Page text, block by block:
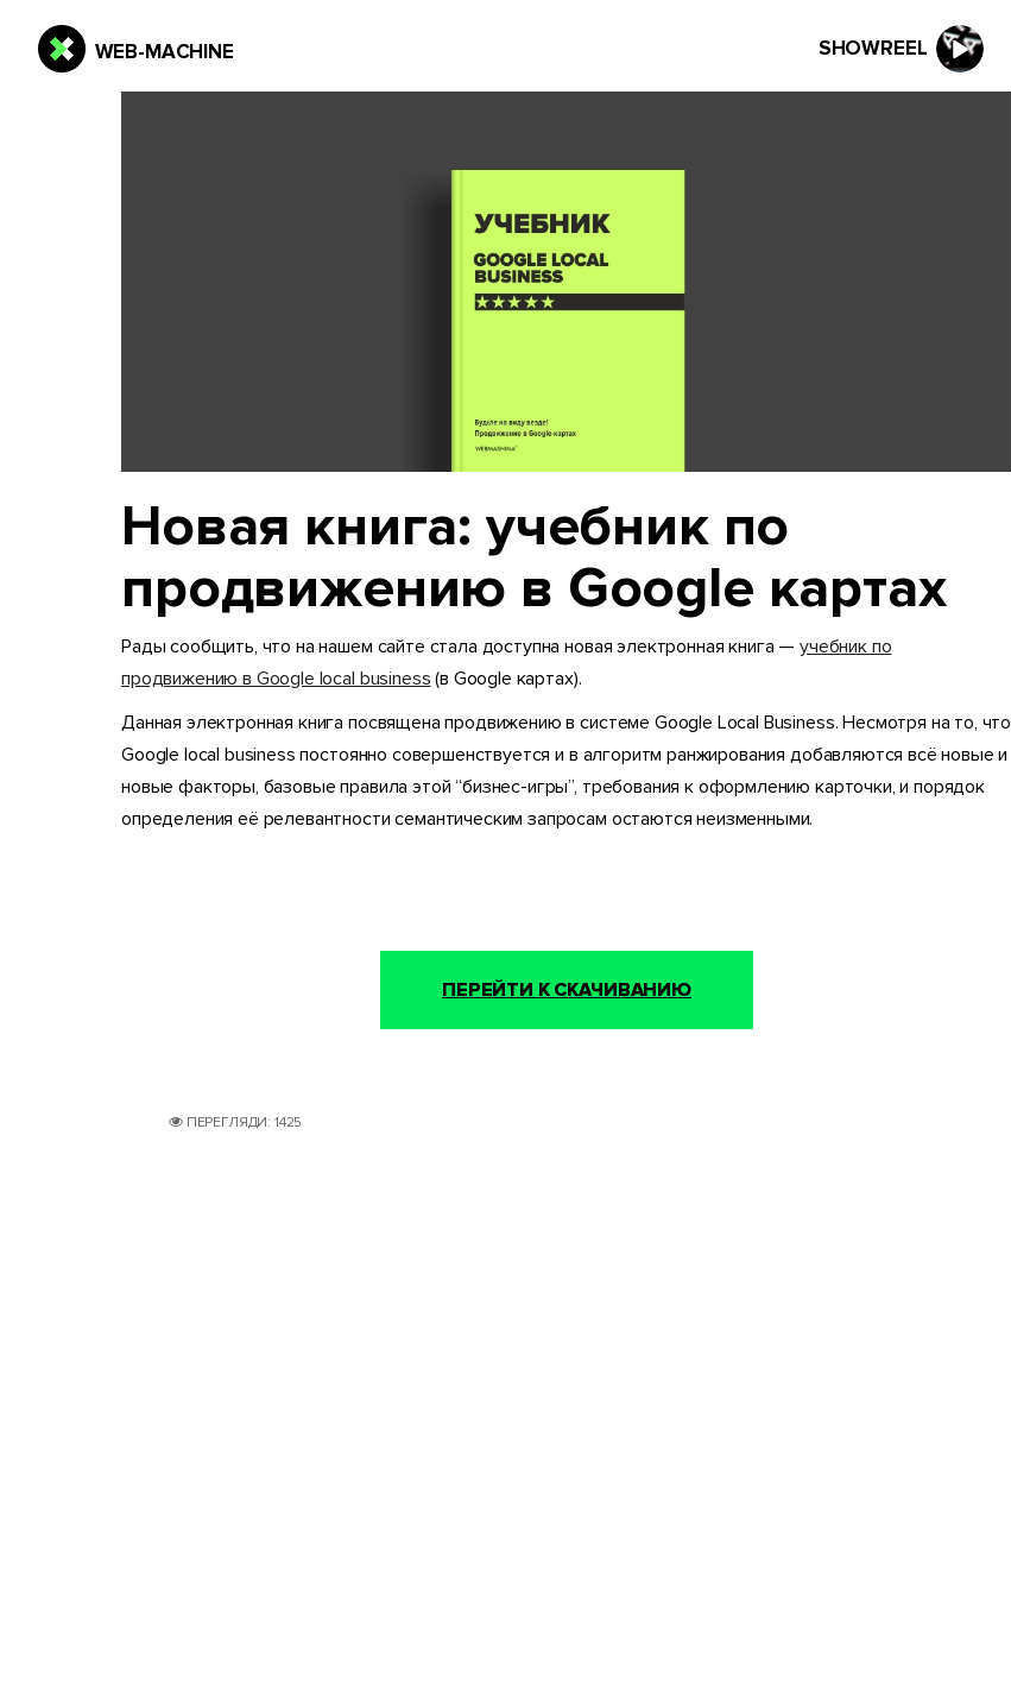
SHOWREEL
Новая книга: учебник по
продвижению в Google картах
Рады сообщить, что на нашем сайте стала доступна новая электронная книга — учебник по
продвижению в Google local business (в Google картах).
Данная электронная книга посвящена продвижению в системе Google Local Business. Несмотря на то, что
Google local business постоянно совершенствуется и в алгоритм ранжирования добавляются всё новые и
новые факторы, базовые правила этой “бизнес-игры”, требования к оформлению карточки, и порядок
определения её релевантности семантическим запросам остаются неизменными.
ПЕРЕЙТИ К СКАЧИВАНИЮ
ПЕРЕГЛЯДИ: 1425